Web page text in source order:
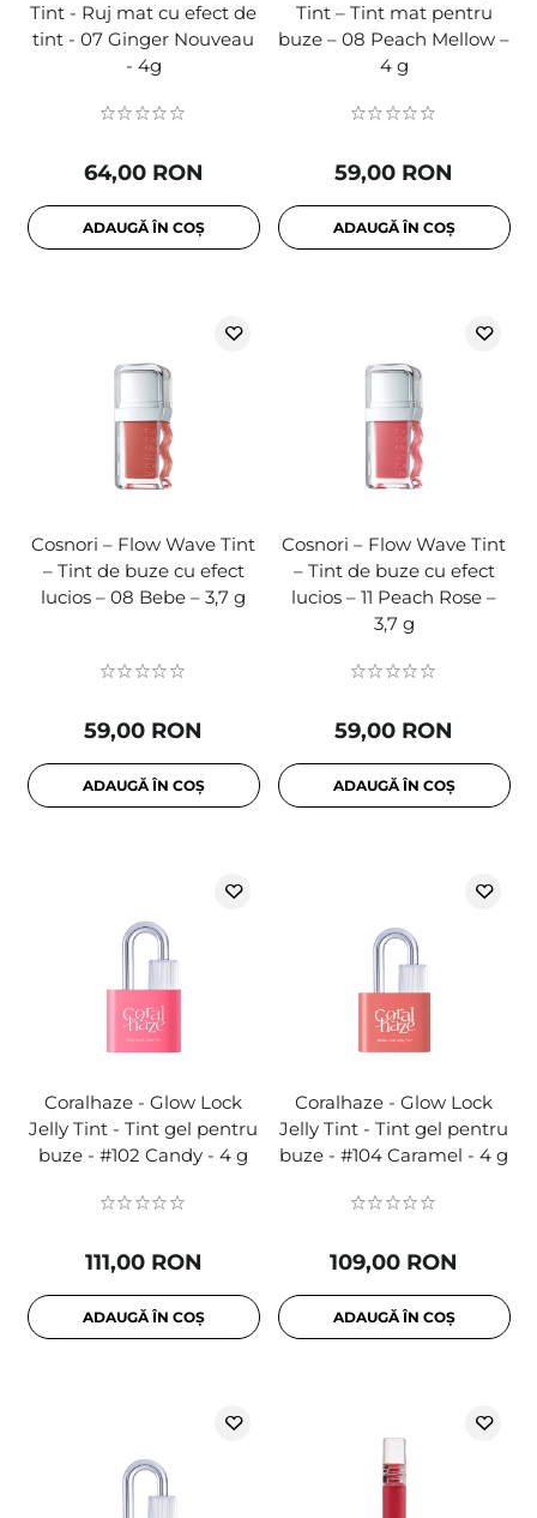
Tint - Ruj mat cu efect de
tint - 07 Ginger Nouveau
- 4g
64,00 RON
ADAUGĂ ÎN COȘ
Tint – Tint mat pentru
buze – 08 Peach Mellow –
4 g
59,00 RON
ADAUGĂ ÎN COȘ
Cosnori – Flow Wave Tint
– Tint de buze cu efect
lucios – 08 Bebe – 3,7 g
59,00 RON
ADAUGĂ ÎN COȘ
Cosnori – Flow Wave Tint
– Tint de buze cu efect
lucios – 11 Peach Rose –
3,7 g
59,00 RON
ADAUGĂ ÎN COȘ
Coralhaze - Glow Lock
Jelly Tint - Tint gel pentru
buze - #102 Candy - 4 g
111,00 RON
ADAUGĂ ÎN COȘ
Coralhaze - Glow Lock
Jelly Tint - Tint gel pentru
buze - #104 Caramel - 4 g
109,00 RON
ADAUGĂ ÎN COȘ